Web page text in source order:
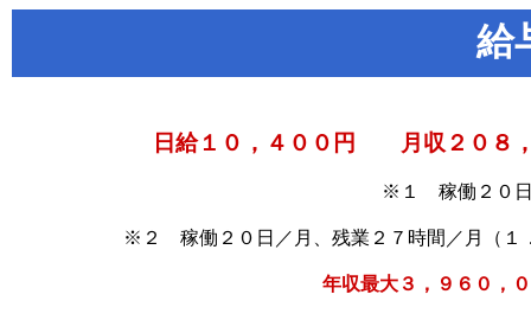
給
日給１０，４００円 月収２０８
※１ 稼働２０日
※２ 稼働２０日／月、残業２７時間／月（１
年収最大３，９６０，